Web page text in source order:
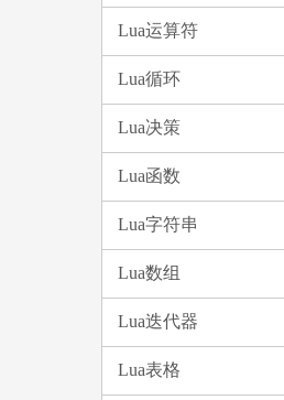
Lua运算符
Lua循环
Lua决策
Lua函数
Lua字符串
Lua数组
Lua迭代器
Lua表格